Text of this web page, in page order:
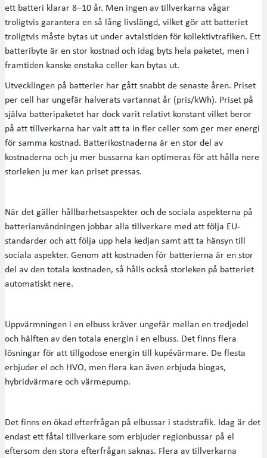
ett batteri klarar 8–10 år. Men ingen av tillverkarna vågar
troligtvis garantera en så lång livslängd, vilket gör att batteriet
troligtvis måste bytas ut under avtalstiden för kollektivtrafiken. Ett
batteribyte är en stor kostnad och idag byts hela paketet, men i
framtiden kanske enstaka celler kan bytas ut.
Utvecklingen på batterier har gått snabbt de senaste åren. Priset
per cell har ungefär halverats vartannat år (pris/kWh). Priset på
själva batteripaketet har dock varit relativt konstant vilket beror
på att tillverkarna har valt att ta in fler celler som ger mer energi
för samma kostnad. Batterikostnaderna är en stor del av
kostnaderna och ju mer bussarna kan optimeras för att hålla nere
storleken ju mer kan priset pressas.
När det gäller hållbarhetsaspekter och de sociala aspekterna på
batterianvändningen jobbar alla tillverkare med att följa EU-
standarder och att följa upp hela kedjan samt att ta hänsyn till
sociala aspekter. Genom att kostnaden för batterierna är en stor
del av den totala kostnaden, så hålls också storleken på batteriet
automatiskt nere.
Uppvärmningen i en elbuss kräver ungefär mellan en tredjedel
och hälften av den totala energin i en elbuss. Det finns flera
lösningar för att tillgodose energin till kupévärmare. De flesta
erbjuder el och HVO, men flera kan även erbjuda biogas,
hybridvärmare och värmepump.
Det finns en ökad efterfrågan på elbussar i stadstrafik. Idag är det
endast ett fåtal tillverkare som erbjuder regionbussar på el
eftersom den stora efterfrågan saknas. Flera av tillverkarna